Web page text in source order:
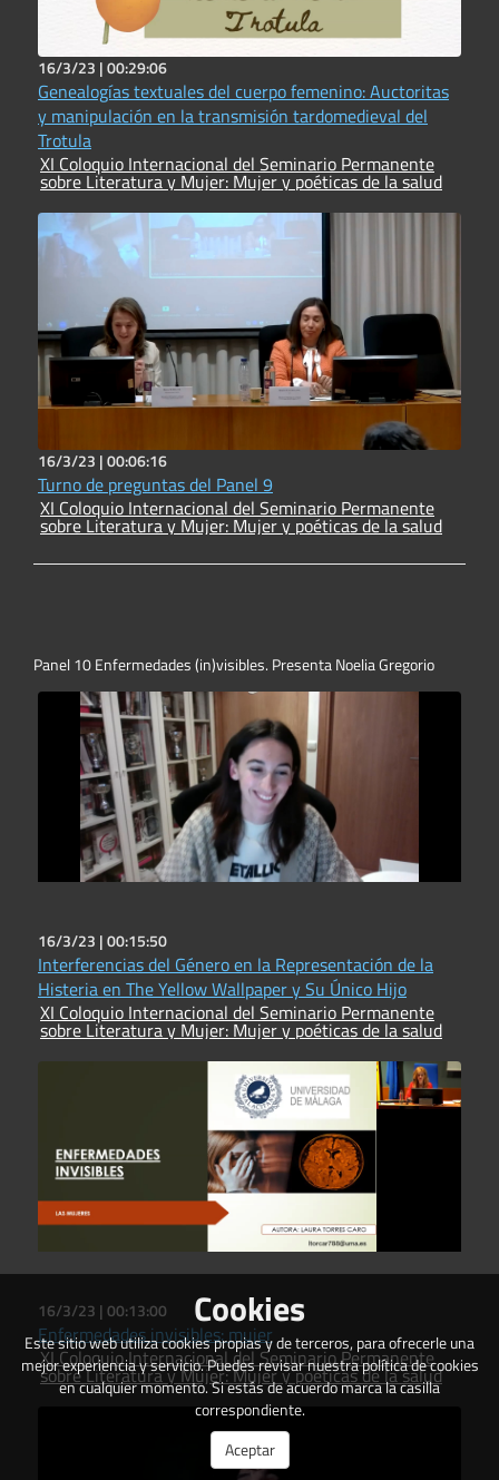
16/3/23 |00:29:06
Genealogías textuales del cuerpo femenino: Auctoritas
y manipulación en la transmisión tardomedieval del
Trotula
XI Coloquio Internacional del Seminario Permanente
sobre Literatura y Mujer: Mujer y poéticas de la salud
16/3/23 |00:06:16
Turno de preguntas del Panel 9
XI Coloquio Internacional del Seminario Permanente
sobre Literatura y Mujer: Mujer y poéticas de la salud
Panel 10 Enfermedades (in)visibles. Presenta Noelia Gregorio
16/3/23 |00:15:50
Interferencias del Género en la Representación de la
Histeria en The Yellow Wallpaper y Su Único Hijo
XI Coloquio Internacional del Seminario Permanente
sobre Literatura y Mujer: Mujer y poéticas de la salud
16/3/23 |00:13:00
Enfermedades invisibles: mujer
XI Coloquio Internacional del Seminario Permanente
sobre Literatura y Mujer: Mujer y poéticas de la salud
Cookies
Este sitio web utiliza cookies propias y de terceros, para ofrecerle una
mejor experiencia y servicio. Puedes revisar nuestra política de cookies
en cualquier momento. Si estás de acuerdo marca la casilla
correspondiente.
Aceptar